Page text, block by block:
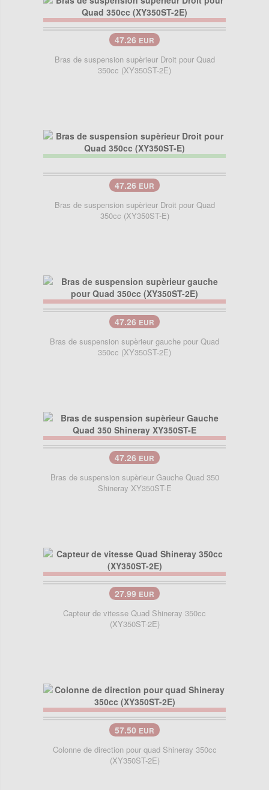
47.26 EUR
Bras de suspension supèrieur Droit pour Quad
350cc (XY350ST-2E)
47.26 EUR
Bras de suspension supèrieur Droit pour Quad
350cc (XY350ST-E)
47.26 EUR
Bras de suspension supèrieur gauche pour Quad
350cc (XY350ST-2E)
47.26 EUR
Bras de suspension supèrieur Gauche Quad 350
Shineray XY350ST-E
27.99 EUR
Capteur de vitesse Quad Shineray 350cc
(XY350ST-2E)
57.50 EUR
Colonne de direction pour quad Shineray 350cc
(XY350ST-2E)